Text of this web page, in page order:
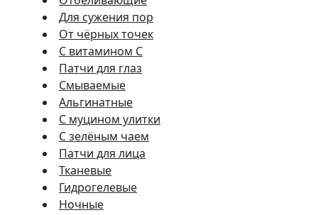
Для сужения пор
От чёрных точек
С витамином C
Патчи для глаз
Смываемые
Альгинатные
С муцином улитки
С зелёным чаем
Патчи для лица
Тканевые
Гидрогелевые
Ночные